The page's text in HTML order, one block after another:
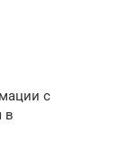
с
в